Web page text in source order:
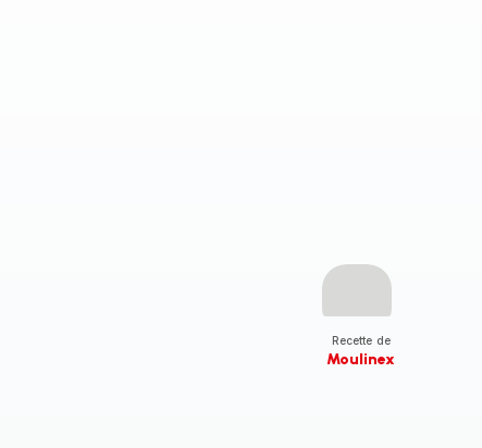
Recette de
Moulinex